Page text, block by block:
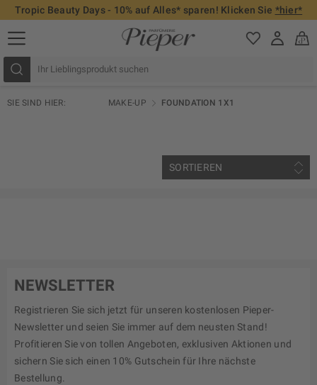
Tropic Beauty Days - 10% auf Alles* sparen! Klicken Sie *hier*
SIE SIND HIER: MAKE-UP FOUNDATION 1X1
SORTIEREN
NEWSLETTER
Registrieren Sie sich jetzt für unseren kostenlosen Pieper-
Newsletter und seien Sie immer auf dem neusten Stand!
Profitieren Sie von tollen Angeboten, exklusiven Aktionen und
sichern Sie sich einen 10% Gutschein für Ihre nächste
Bestellung.